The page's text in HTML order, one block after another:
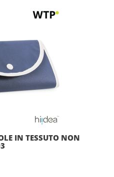
IN TESSUTO NON